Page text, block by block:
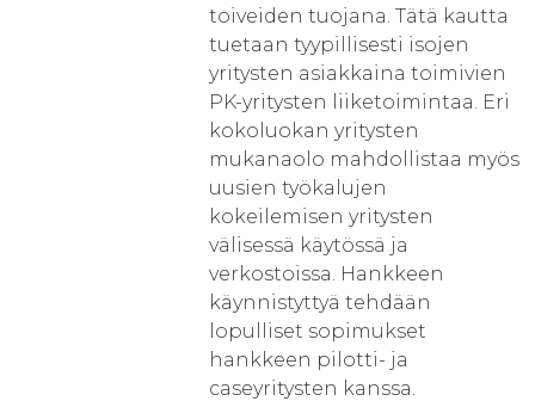
toiveiden tuojana. Tätä kautta
tuetaan tyypillisesti isojen
yritysten asiakkaina toimivien
PK-yritysten liiketoimintaa. Eri
kokoluokan yritysten
mukanaolo mahdollistaa myös
uusien työkalujen
kokeilemisen yritysten
välisessä käytössä ja
verkostoissa. Hankkeen
käynnistyttyä tehdään
lopulliset sopimukset
hankkeen pilotti- ja
caseyritysten kanssa.